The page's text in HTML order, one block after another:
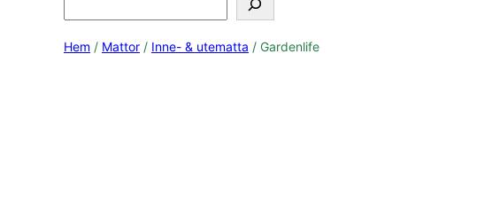
Hem / Mattor / Inne- & utematta / Gardenlife